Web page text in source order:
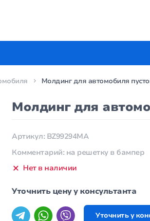
Молдинг для автомобиля
Молдинг для
Артикул: BZ99294MA
Комментарий: на решетку в бампер
Нет в наличии
Уточнить цену у консультанта
Уточнить у